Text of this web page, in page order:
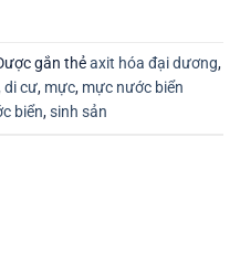
gắn thẻaxit hóa đại dương,
di cư, mực, mực nước biển
biển,sinh sản